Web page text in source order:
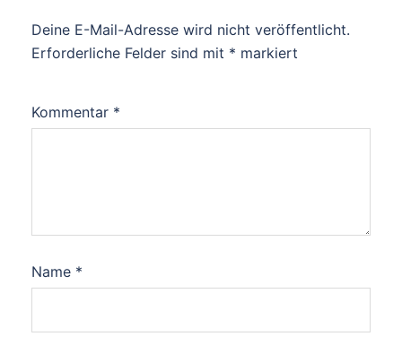
Deine E-Mail-Adresse wird nicht veröffentlicht.
Erforderliche Felder sind mit * markiert
Kommentar *
Name *